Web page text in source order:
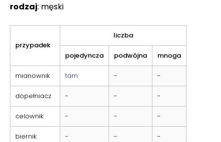
rodzaj: męski
przypadek
liczba
pojedyncza podwójna mnoga
mianownik tam - -
dopełniacz - - -
celownik - - -
biernik - - -